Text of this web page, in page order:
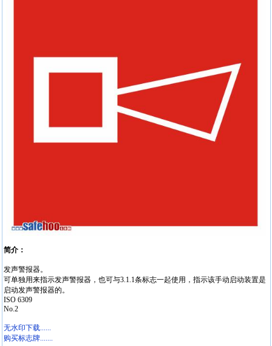
简介：
发声警报器。
可单独用来指示发声警报器，也可与3.1.1条标志一起使用，指示该手动启动装置是
启动发声警报器的。
ISO 6309
No.2
无水印下载......
购买标志牌.......